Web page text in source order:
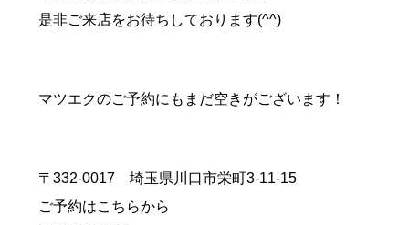
是非ご来店をお待ちしております(^^)
マツエクのご予約にもまだ空きがございます！
〒332-0017 埼玉県川口市栄町3-11-15
ご予約はこちらから